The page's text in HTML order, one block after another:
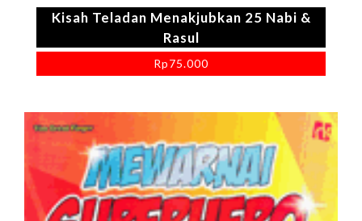
Kisah Teladan Menakjubkan 25 Nabi &
Rasul
Rp75.000